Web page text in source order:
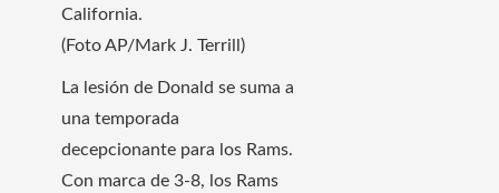
California.
(Foto AP/Mark J. Terrill)
La lesión de Donald se suma a
una temporada
decepcionante para los Rams.
Con marca de 3-8, los Rams